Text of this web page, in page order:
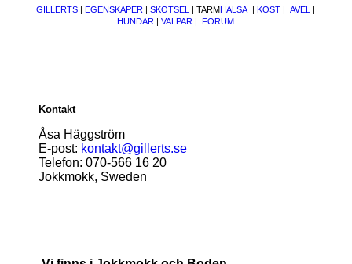
GILLERTS EGENSKAPER SKÖTSEL TARM HÄLSA KOST AVEL
HUNDAR
VALPAR FORUM
Kontakt
Åsa Häggström
E-post: kontakt@gillerts.se
Telefon: 070-566 16 20
Jokkmokk, Sweden